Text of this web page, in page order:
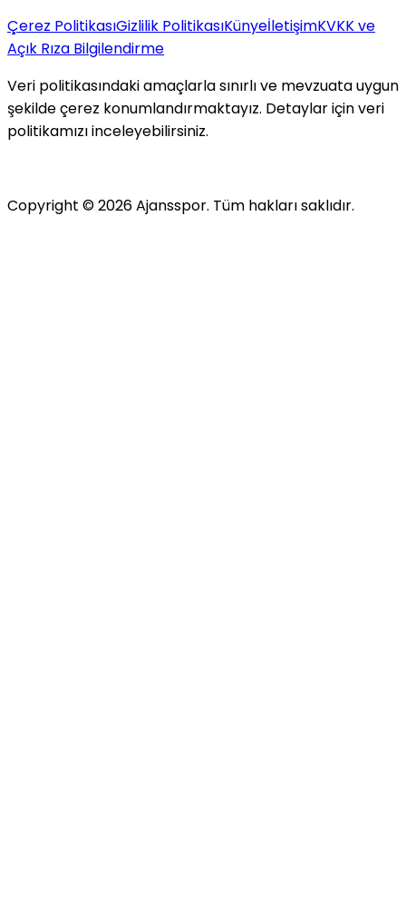
Çerez PolitikasıGizlilik PolitikasıKünyeİletişimKVKK ve
Açık Rıza Bilgilendirme
Veri politikasındaki amaçlarla sınırlı ve mevzuata uygun
şekilde çerez konumlandırmaktayız. Detaylar için veri
politikamızı inceleyebilirsiniz.
Copyright ©2026Ajansspor. Tüm hakları saklıdır.